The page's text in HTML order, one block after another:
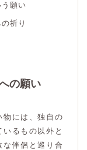
願い
祈り
の願い
物には、独自の
るもの以外と
伴侶と巡り合